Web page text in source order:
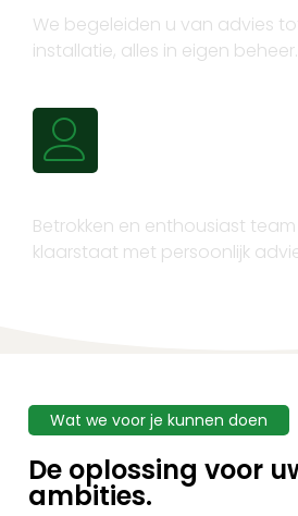
We begeleiden u van advies
installatie, alles in eigen beheer.
Betrokken en enthousiast
klaarstaat met persoonlijk
Wat we voor je kunnen doen
De oplossing voor
ambities.